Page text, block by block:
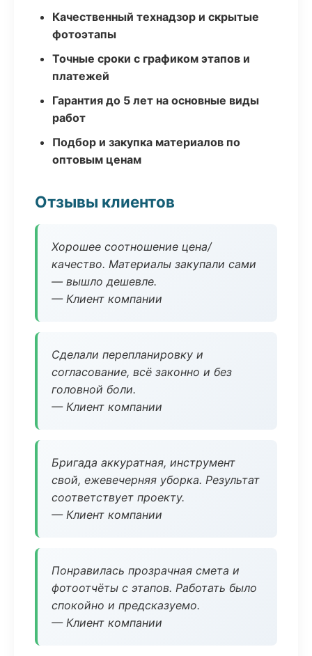
Качественный технадзор и скрытые
фотоэтапы
Точные сроки с графиком этапов и
платежей
Гарантия до 5 лет на основные виды
работ
Подбор и закупка материалов по
оптовым ценам
Отзывы клиентов
Хорошее соотношение цена/
качество. Материалы закупали сами
— вышло дешевле.
— Клиент компании
Сделали перепланировку и
согласование, всё законно и без
головной боли.
— Клиент компании
Бригада аккуратная, инструмент
свой, ежевечерняя уборка. Результат
соответствует проекту.
— Клиент компании
Понравилась прозрачная смета и
фотоотчёты с этапов. Работать было
спокойно и предсказуемо.
— Клиент компании